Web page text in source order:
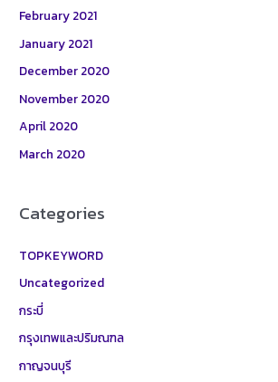
February 2021
January 2021
December 2020
November 2020
April 2020
March 2020
Categories
TOPKEYWORD
Uncategorized
กระบี่
กรุงเทพและปริมณฑล
กาญจนบุรี